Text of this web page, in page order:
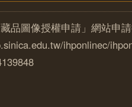
品圖像授權申請」網站申
ihponlinec/